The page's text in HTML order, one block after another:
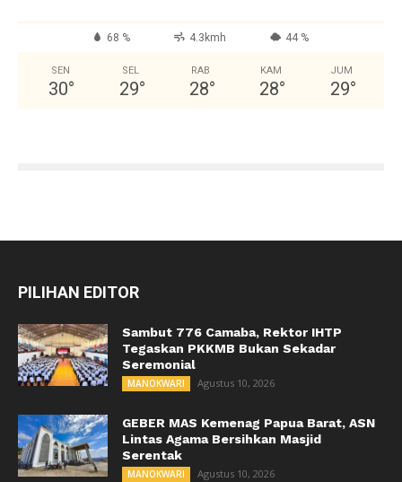
68 % 4.3kmh 44 %
SEN
30°
SEL
29°
RAB
28°
KAM
28°
JUM
29°
PILIHAN EDITOR
Sambut 776 Camaba, Rektor IHTP
Tegaskan PKKMB Bukan Sekadar
Seremonial
MANOKWARI Agustus 10, 2026
GEBER MAS Kemenag Papua Barat, ASN
Lintas Agama Bersihkan Masjid
Serentak
MANOKWARI Agustus 10, 2026